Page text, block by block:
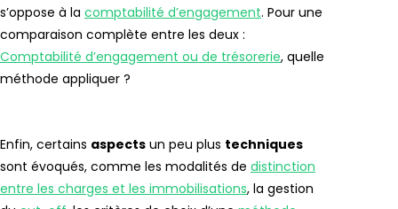
s’oppose à la comptabilité d’engagement. Pour une
comparaison complète entre les deux :
Comptabilité d’engagement ou de trésorerie, quelle
méthode appliquer ?
Enfin, certains aspects un peu plus techniques
sont évoqués, comme les modalités de distinction
entre les charges et les immobilisations, la gestion